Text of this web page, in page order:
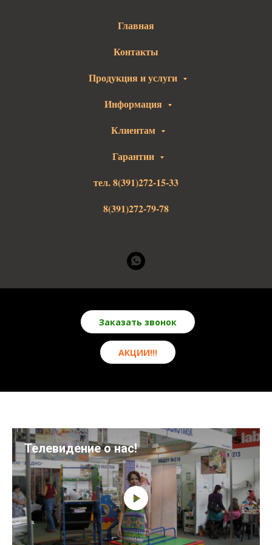
Главная
Контакты
Продукция и услуги
Информация
Клиентам
Гарантии
тел. 8(391)272-15-33
8(391)272-79-78
Заказать звонок
АКЦИИ!!!
Телевидение о нас!